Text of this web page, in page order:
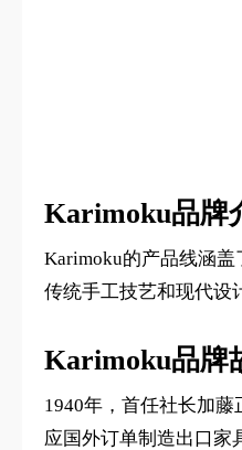
Karimoku品牌
Karimoku的产品线涵
传统手工技艺和现代设
Karimoku品牌
1940年，首任社长加
应国外订单制造出口家